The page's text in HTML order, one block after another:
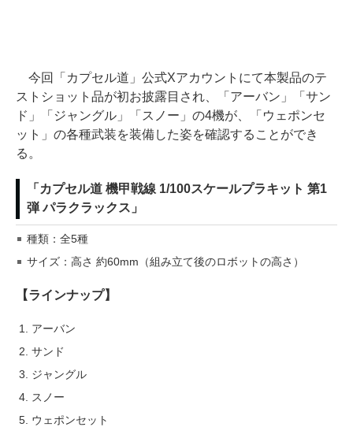
今回「カプセル道」公式Xアカウントにて本製品のテ
ストショット品が初お披露目され、「アーバン」「サン
ド」「ジャングル」「スノー」の4機が、「ウェポンセ
ット」の各種武装を装備した姿を確認することができ
る。
「カプセル道 機甲戦線 1/100スケールプラキット 第1
弾 パラクラックス」
種類：全5種
サイズ：高さ 約60mm（組み立て後のロボットの高さ）
【ラインナップ】
アーバン
サンド
ジャングル
スノー
ウェポンセット